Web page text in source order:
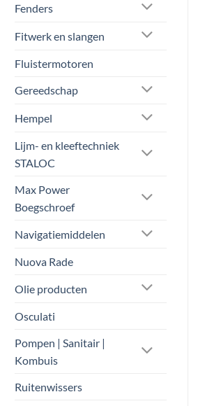
Fenders
Fitwerk en slangen
Fluistermotoren
Gereedschap
Hempel
Lijm- en kleeftechniek
STALOC
Max Power
Boegschroef
Navigatiemiddelen
Nuova Rade
Olie producten
Osculati
Pompen | Sanitair |
Kombuis
Ruitenwissers